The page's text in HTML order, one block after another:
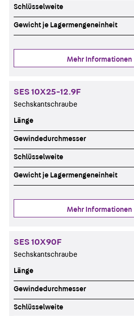
Schlüsselweite
Gewicht je Lagermengeneinheit
Mehr Informationen
SES 10X25-12.9F
Sechskantschraube
Länge
Gewindedurchmesser
Schlüsselweite
Gewicht je Lagermengeneinheit
Mehr Informationen
SES 10X90F
Sechskantschraube
Länge
Gewindedurchmesser
Schlüsselweite